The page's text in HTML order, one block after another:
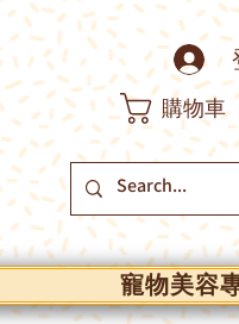
購物車
寵物美容